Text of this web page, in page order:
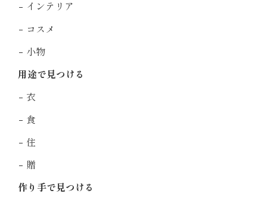
インテリア
コスメ
小物
用途で見つける
衣
食
住
贈
作り手で見つける